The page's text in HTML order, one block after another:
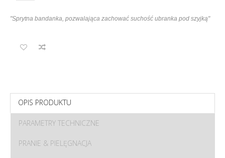
"Sprytna bandanka, pozwalająca zachować suchość ubranka pod szyjką"
OPIS PRODUKTU
PARAMETRY TECHNICZNE
PRANIE & PIELĘGNACJA